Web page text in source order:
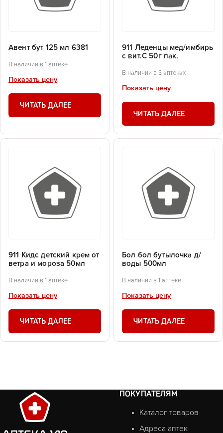
Авент бут 125 мл 6381
В наличии в 1 аптеке
Показать цену
ЧИТАТЬ ДАЛЕЕ
911 Леденцы мед/имбирь
с вит.С 50г пак.
В наличии в 3 аптеках
Показать цену
ЧИТАТЬ ДАЛЕЕ
911 Кидс детский крем от
ветра и мороза 50мл
В наличии в 1 аптеке
Показать цену
ЧИТАТЬ ДАЛЕЕ
Бол бол бутылочка д/
воды 500мл
В наличии в 1 аптеке
Показать цену
ЧИТАТЬ ДАЛЕЕ
ПОКУПАТЕЛЯМ
Каталог товаров
Адреса аптек